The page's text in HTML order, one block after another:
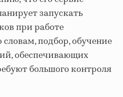
запускать
при работе
подбор, обучение
обеспечивающих
большого контроля